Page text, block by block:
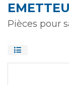
Pièces pour